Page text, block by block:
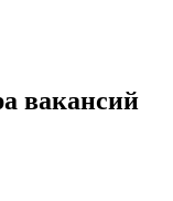
вакансий